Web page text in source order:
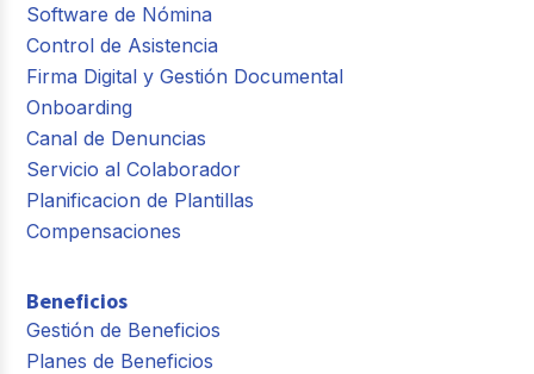
Software de Nómina
Control de Asistencia
Firma Digital y Gestión Documental
Onboarding
Canal de Denuncias
Servicio al Colaborador
Planificacion de Plantillas
Compensaciones
Beneficios
Gestión de Beneficios
Planes de Beneficios